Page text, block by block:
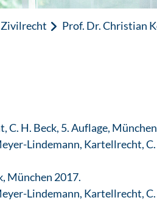
Zivilrecht Prof. Dr. Christian
H. Beck, 5. Auflage,
Lindemann, Kartellrecht, C.
München 2017.
Lindemann, Kartellrecht, C.